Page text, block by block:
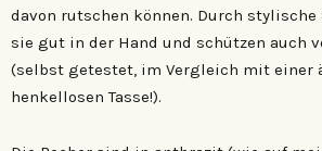
davon rutschen können. Durch
sie gut in der Hand und schützen auch
(selbst getestet, im Vergleich mit einer
henkellosen Tasse!).